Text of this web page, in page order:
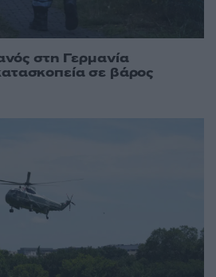
στη Γερμανία
σε βάρος